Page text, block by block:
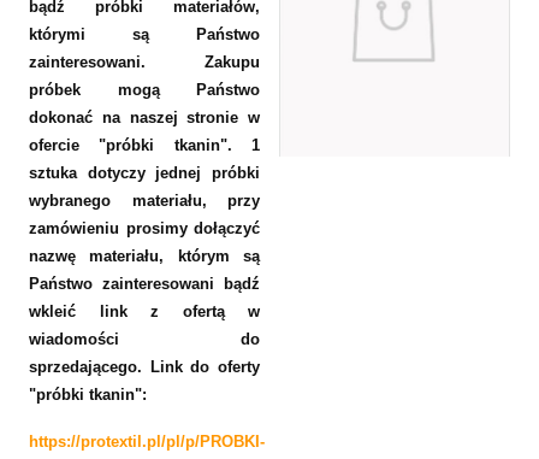
bądź próbki materiałów,
którymi są Państwo
zainteresowani. Zakupu
próbek mogą Państwo
dokonać na naszej stronie w
ofercie "próbki tkanin". 1
sztuka dotyczy jednej próbki
wybranego materiału, przy
zamówieniu prosimy dołączyć
nazwę materiału, którym są
Państwo zainteresowani bądź
wkleić link z ofertą w
wiadomości do
sprzedającego. Link do oferty
"próbki tkanin":
https://protextil.pl/pl/p/PROBKI-